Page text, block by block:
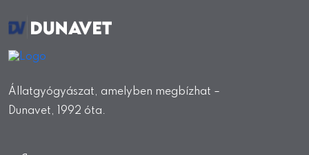
Állatgyógyászat, amelyben megbízhat –
Dunavet, 1992 óta.